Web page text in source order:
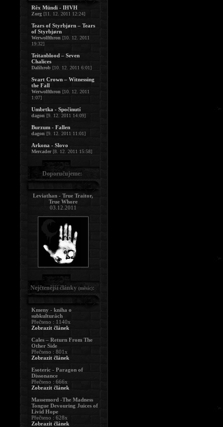
Rêx Mündi - IHVH
Zorg [11. 12. 2011 12:24]
Tears of Styrbjørn – Tears
of Styrbjørn
Werwolfthron [10. 12. 2011
19:32]
Teitanblood – Seven
Chalices
Dalihrob [10. 12. 2011 6:01]
Svart Crown – Witnessing
the Fall
Werwolfthron [10. 12. 2011
1:07]
Umbrtka - Spočinutí
dagon [9. 12. 2011 14:09]
Burzum - Fallen
dagon [9. 12. 2011 11:01]
Arkona - Slovo
Mercader[8. 12. 2011 15:58]
Doporučujeme:
Leviathan - True Traitor,
True Whore
03.12.2011
Nejčtenější články (měsíc):
Kmeny - kniha o
subkulturách
Přečteno : 1140x
Zobrazit článek
Cales – Return From The
Other Side
Přečteno : 801x
Zobrazit článek
Esoteric - Paragon of
Dissonance
Přečteno : 666x
Zobrazit článek
Massemord -The Madness
Tongue Devouring Juices of
Livid Hope
Přečteno : 628x
Zobrazit článek